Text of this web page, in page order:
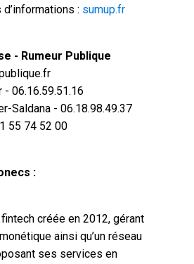
d’informations : sumup.fr
- Rumeur Publique
06.16.59.51.16
Saldana - 06.18.98.49.37
55 74 52 00
:
créée en 2012, gérant
ainsi qu’un réseau
ses services en